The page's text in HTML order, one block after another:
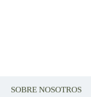
SOBRE NOSOTROS